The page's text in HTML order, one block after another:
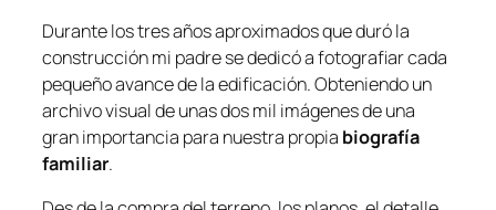
Durante los tres años aproximados que duró la
construcción mi padre se dedicó a fotografiar cada
pequeño avance de la edificación. Obteniendo un
archivo visual de unas dos mil imágenes de una
gran importancia para nuestra propia biografía
familiar.